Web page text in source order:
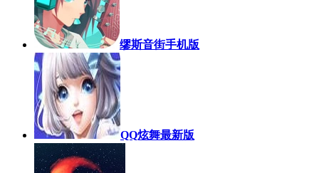
缪斯音街手机版
QQ炫舞最新版